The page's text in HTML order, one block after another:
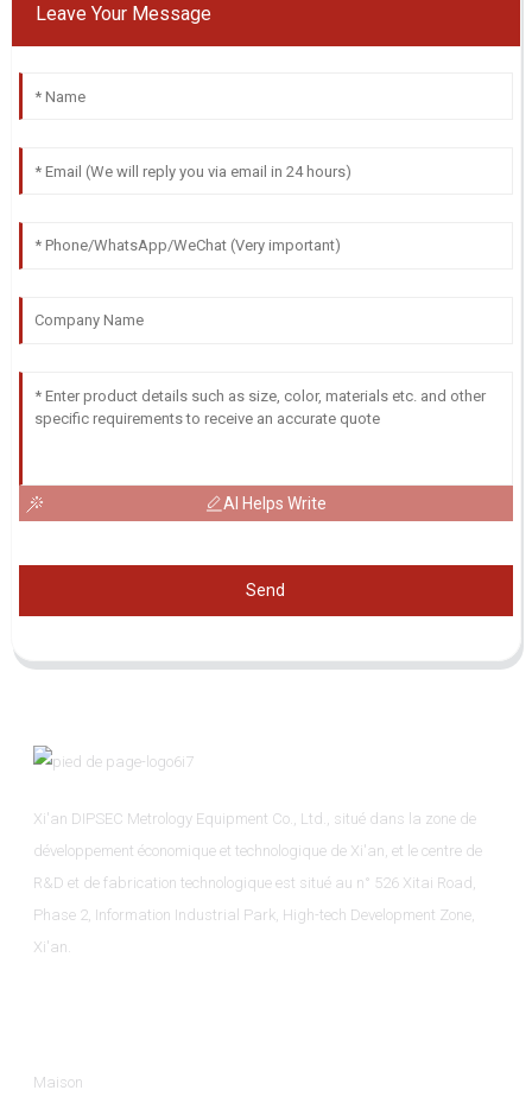
Leave Your Message
AI Helps Write
Send
Xi'an DIPSEC Metrology Equipment Co., Ltd., situé dans la zone de
développement économique et technologique de Xi'an, et le centre de
R&D et de fabrication technologique est situé au n° 526 Xitai Road,
Phase 2, Information Industrial Park, High-tech Development Zone,
Xi'an.
Maison